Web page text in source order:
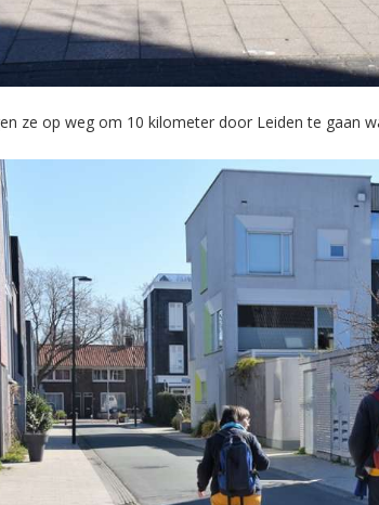
ze op weg om 10 kilometer door Leiden te gaan